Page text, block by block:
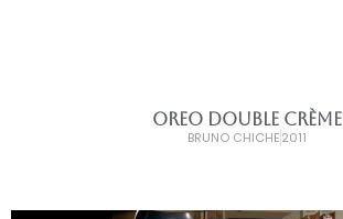
OREO DOUBLE CRÈME
BRUNO CHICHE2011